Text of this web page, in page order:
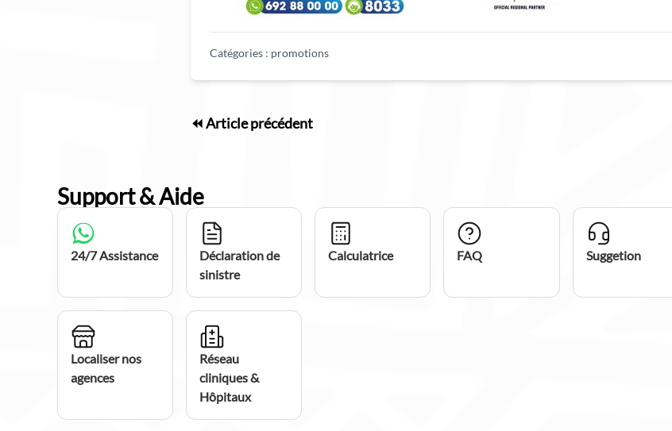
Catégories : promotions
⏪ Article précédent
Support & Aide
24/7 Assistance
Déclaration de
sinistre
Calculatrice FAQ Suggetion
Localiser nos
agences
Réseau
cliniques &
Hôpitaux